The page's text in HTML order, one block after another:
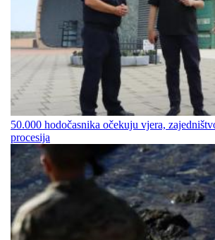
50.000 hodočasnika očekuju vjera,
procesija